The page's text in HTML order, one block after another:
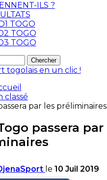
ILS ?
TOGO
TOGO
TOGO
classé
par les préliminaires
passera par
le 10 Juil 2019